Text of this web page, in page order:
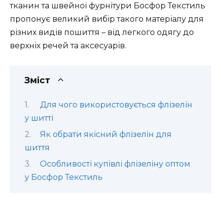
тканин та швейної фурнітури Босфор Текстиль
пропонує великий вибір такого матеріалу для
різних видів пошиття – від легкого одягу до
верхніх речей та аксесуарів.
Зміст
Для чого використовується флізелін
у шитті
Як обрати якісний флізелін для
шиття
Особливості купівлі флізеліну оптом
у Босфор Текстиль